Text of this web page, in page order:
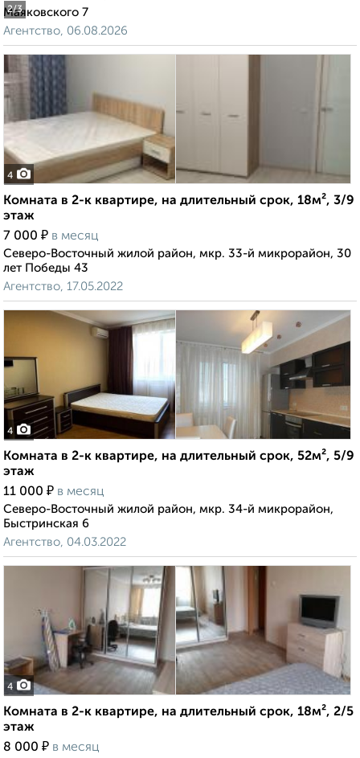
2/3
Маяковского 7
Агентство, 06.08.2026
4
Комната в 2-к квартире, на длительный срок, 18м², 3/9
этаж
7 000 ₽ в месяц
Северо-Восточный жилой район, мкр. 33-й микрорайон, 30
лет Победы 43
Агентство, 17.05.2022
4
Комната в 2-к квартире, на длительный срок, 52м², 5/9
этаж
11 000 ₽ в месяц
Северо-Восточный жилой район, мкр. 34-й микрорайон,
Быстринская 6
Агентство, 04.03.2022
4
Комната в 2-к квартире, на длительный срок, 18м², 2/5
этаж
8 000 ₽ в месяц